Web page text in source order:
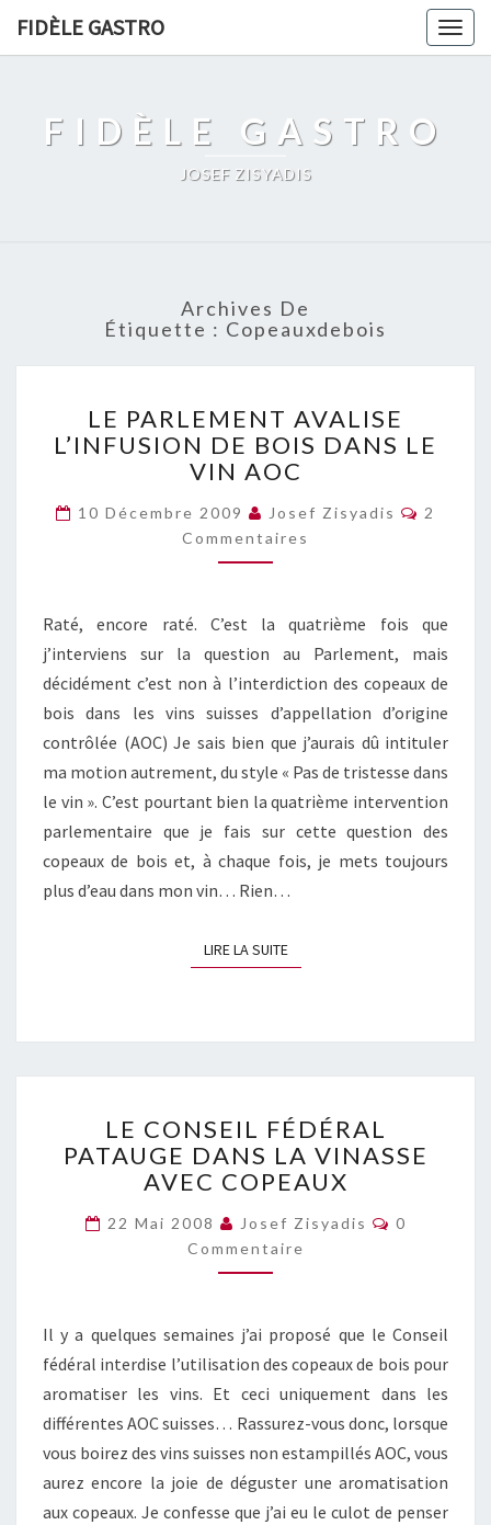
FIDÈLE GASTRO
FIDÈLE GASTRO
JOSEF ZISYADIS
Archives De
Étiquette : Copeauxdebois
PARLEMENT
AVALISE
L’INFUSION
BOIS
DANS
LE
LE PARLEMENT AVALISE
L’INFUSION DE BOIS DANS LE
VIN AOC
10 Décembre 2009 Josef Zisyadis
2
Commentaires
Raté, encore raté. C’est la quatrième fois que
j’interviens sur la question au Parlement, mais
décidément c’est non à l’interdiction des copeaux de
bois dans les vins suisses d’appellation d’origine
contrôlée (AOC) Je sais bien que j’aurais dû intituler
ma motion autrement, du style « Pas de tristesse dans
le vin ». C’est pourtant bien la quatrième intervention
parlementaire que je fais sur cette question des
copeaux de bois et, à chaque fois, je mets toujours
plus d’eau dans mon vin… Rien…
LIRE LA SUITELIRE LA SUITE
CONSEIL
FÉDÉRAL
PATAUGE
LA
VINASSE
AVEC
LE CONSEIL FÉDÉRAL
PATAUGE DANS LA VINASSE
AVEC COPEAUX
22 Mai 2008 Josef Zisyadis
0
Commentaire
Il y a quelques semaines j’ai proposé que le Conseil
fédéral interdise l’utilisation des copeaux de bois pour
aromatiser les vins. Et ceci uniquement dans les
différentes AOC suisses… Rassurez-vous donc, lorsque
vous boirez des vins suisses non estampillés AOC, vous
aurez encore la joie de déguster une aromatisation
aux copeaux. Je confesse que j’ai eu le culot de penser